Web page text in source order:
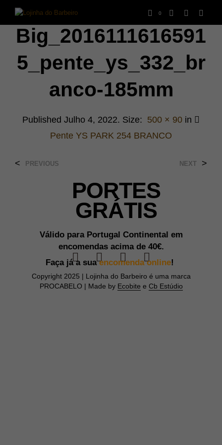
0
Big_2016111616591
5_pente_ys_332_br
Anco-185mm
Published Julho 4, 2022. Size: 500 × 90 in
Pente YS PARK 254 BRANCO
< PREVIOUS NEXT >
Copyright 2025 | Lojinha do Barbeiro é uma marca
PROCABELO | Made by Ecobite e Cb Estúdio
PORTES
GRÁTIS
Válido para Portugal Continental em
encomendas acima de 40€.
Faça já a suaencomenda online!